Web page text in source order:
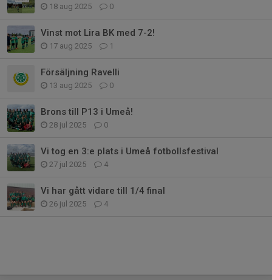
18 aug 2025 0
Vinst mot Lira BK med 7-2!
17 aug 2025 1
Försäljning Ravelli
13 aug 2025 0
Brons till P13 i Umeå!
28 jul 2025 0
Vi tog en 3:e plats i Umeå fotbollsfestival
27 jul 2025 4
Vi har gått vidare till 1/4 final
26 jul 2025 4